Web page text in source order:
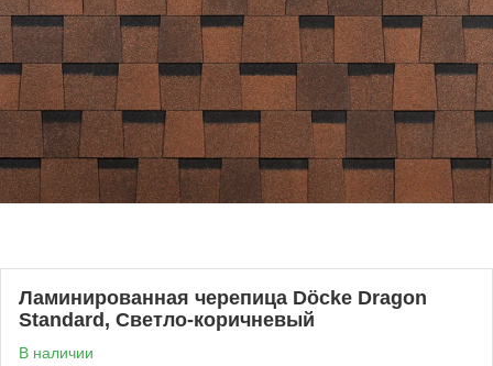
Ламинированная черепица Döcke Dragon
Standard, Светло-коричневый
В наличии